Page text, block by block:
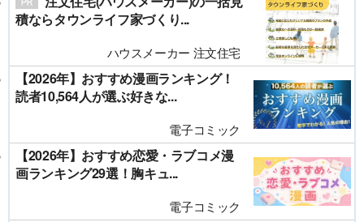
積ならタウンライフ家づくり...
ハウスメーカー 注文住宅
【2026年】おすすめ漫画ランキング！
読者10,564人が選ぶ好きな...
電子コミック
【2026年】おすすめ恋愛・ラブコメ漫
画ランキング29選！胸キュ...
電子コミック